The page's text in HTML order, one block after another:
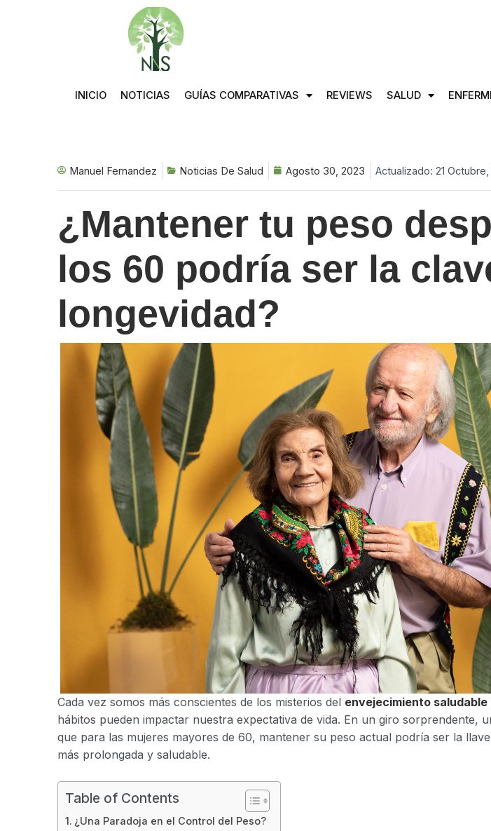
INICIO NOTICIAS GUÍAS COMPARATIVAS REVIEWS SALUD
Manuel Fernandez Noticias De Salud Agosto 30, 2023 Actualizado: 21
¿Mantener tu peso
los 60 podría ser la
longevidad?
Cada vez somos más conscientes de los misterios del envejecimiento saludable
hábitos pueden impactar nuestra expectativa de vida. En un giro sorprendente,
que para las mujeres mayores de 60, mantener su peso actual podría ser la
más prolongada y saludable.
Table of Contents
¿Una Paradoja en el Control del Peso?